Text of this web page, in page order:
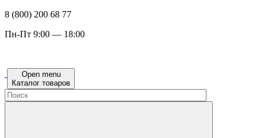
8 (800) 200 68 77
Пн-Пт 9:00 — 18:00
Open menu
Каталог товаров